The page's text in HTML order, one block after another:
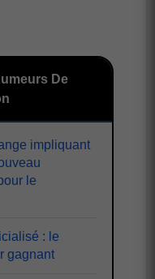
De
impliquant
le
: le
gagnant